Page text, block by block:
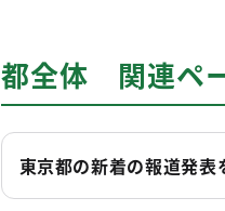
都全体 関連ペ
東京都の新着の報道発表